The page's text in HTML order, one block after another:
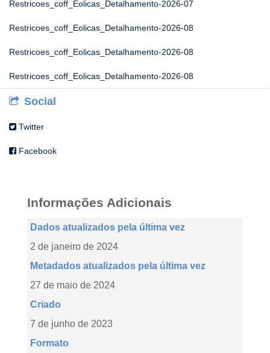
Restricoes_coff_Eolicas_Detalhamento-2026-07
Restricoes_coff_Eolicas_Detalhamento-2026-08
Restricoes_coff_Eolicas_Detalhamento-2026-08
Restricoes_coff_Eolicas_Detalhamento-2026-08
Social
Twitter
Facebook
Informações Adicionais
Dados atualizados pela última vez
2 de janeiro de 2024
Metadados atualizados pela última vez
27 de maio de 2024
Criado
7 de junho de 2023
Formato